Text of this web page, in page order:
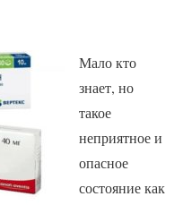
Мало кто
знает, но
такое
неприятное и
опасное
состояние как